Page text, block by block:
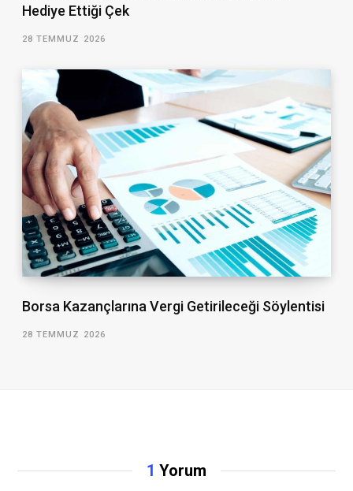
Hediye Ettiği Çek
28 TEMMUZ 2026
Borsa Kazançlarına Vergi Getirileceği Söylentisi
28 TEMMUZ 2026
1 Yorum